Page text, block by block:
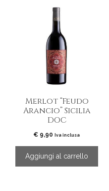
Merlot “Feudo
Arancio” Sicilia
DOC
€ 9,90 Iva inclusa
Aggiungi al carrello